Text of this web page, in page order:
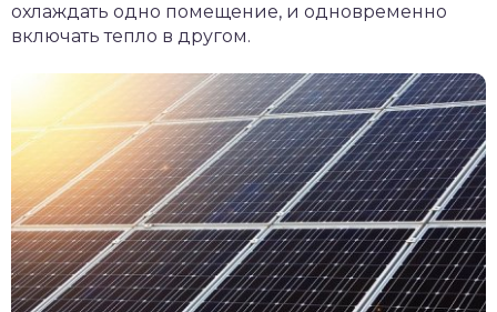
охлаждать одно помещение, и одновременно
включать тепло в другом.